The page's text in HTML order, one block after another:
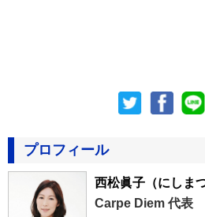
プロフィール
西松眞子 （にしま
Carpe Diem 代表